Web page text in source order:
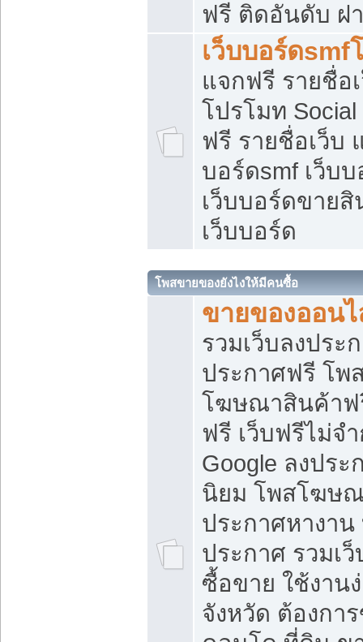
ฟรี ติดอันดับ ฝ
เว็บบอร์ดsmf
แจกฟรี รายชื่อ
โปรโมท
ฟรี รายชื่อเว็บ
บอร์ดsmf เว็บ
เว็บบอร์ดขาย
เว็บบอร์ด
โพสขายของยังไงให้มีคนซื้อ
ขายของออน
รวมเว็บลงประ
ประกาศฟรี โพ
โฆษณาสินค้าฟ
ฟรี เว็บฟรีไม่จ
Google ลงปร
นิยม โพสโฆษ
ประกาศหางาน
ประกาศ รวมเ
ซื้อขาย ใช้งาน
จังหวัด ต้องกา